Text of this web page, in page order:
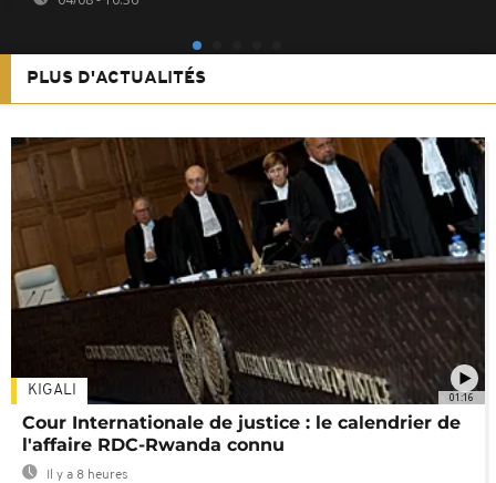
PLUS D'ACTUALITÉS
01:16
KIGALI
Cour Internationale de justice : le calendrier de
l'affaire RDC-Rwanda connu
Il y a 8 heures